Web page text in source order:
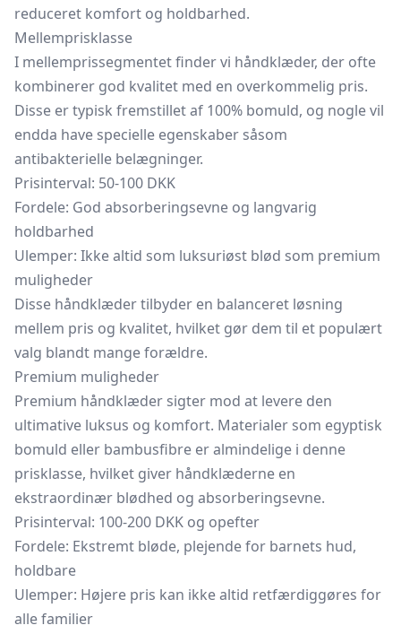
reduceret komfort og holdbarhed.
Mellemprisklasse
I mellemprissegmentet finder vi håndklæder, der ofte
kombinerer god kvalitet med en overkommelig pris.
Disse er typisk fremstillet af 100% bomuld, og nogle vil
endda have specielle egenskaber såsom
antibakterielle belægninger.
Prisinterval: 50-100 DKK
Fordele: God absorberingsevne og langvarig
holdbarhed
Ulemper: Ikke altid som luksuriøst blød som premium
muligheder
Disse håndklæder tilbyder en balanceret løsning
mellem pris og kvalitet, hvilket gør dem til et populært
valg blandt mange forældre.
Premium muligheder
Premium håndklæder sigter mod at levere den
ultimative luksus og komfort. Materialer som egyptisk
bomuld eller bambusfibre er almindelige i denne
prisklasse, hvilket giver håndklæderne en
ekstraordinær blødhed og absorberingsevne.
Prisinterval: 100-200 DKK og opefter
Fordele: Ekstremt bløde, plejende for barnets hud,
holdbare
Ulemper: Højere pris kan ikke altid retfærdiggøres for
alle familier